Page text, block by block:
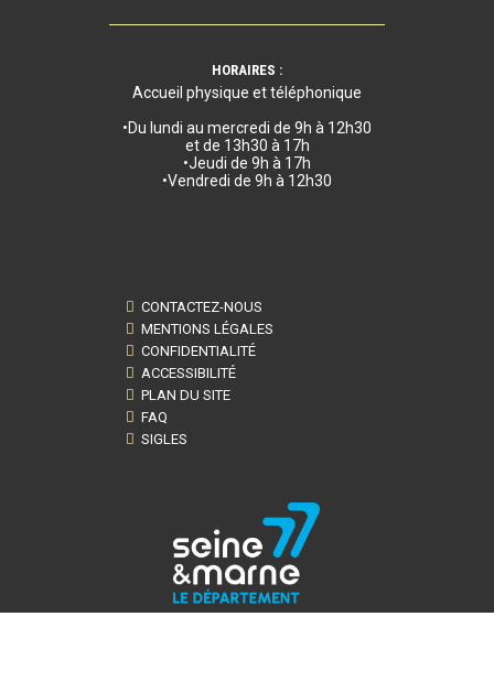
HORAIRES :
Accueil physique et téléphonique
•Du lundi au mercredi de 9h à 12h30
et de 13h30 à 17h
•Jeudi de 9h à 17h
•Vendredi de 9h à 12h30
CONTACTEZ-NOUS
MENTIONS LÉGALES
CONFIDENTIALITÉ
ACCESSIBILITÉ
PLAN DU SITE
FAQ
SIGLES